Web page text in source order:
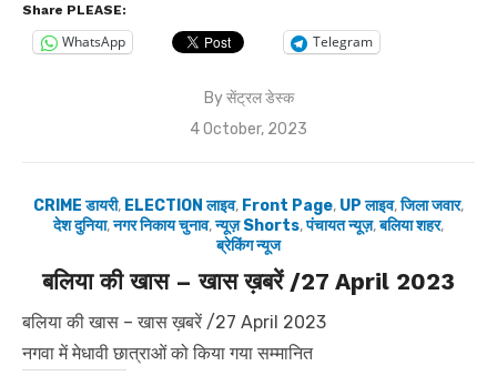
Share PLEASE:
WhatsApp Telegram
Byसेंट्रल डेस्क
Posted
4 October, 2023
CRIME डायरी, ELECTION लाइव, Front Page, UP लाइव,जिला जवार,
देश दुनिया,नगर निकाय चुनाव,न्यूज़ Shorts,पंचायत न्यूज़,बलिया शहर,
ब्रेकिंग न्यूज
बलिया की खास – खास ख़बरें /27 April 2023
बलिया की खास – खास ख़बरें /27 April 2023
नगवा में मेधावी छात्राओं को किया गया सम्मानित